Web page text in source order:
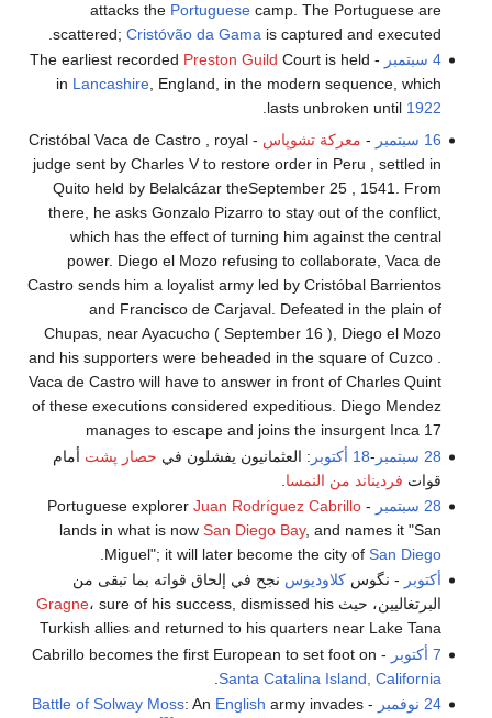
attacks the Portuguesecamp. The Portuguese are
scattered; Cristóvão da Gama is captured and executed.
4 سبتمبر
- The earliest recorded
Preston Guild Court is held
in Lancashire, England, in the modern sequence, which
lasts unbroken until 1922
16 سبتمبر
- معركة تشوپاس
- Cristóbal Vaca de Castro , royal
judge sent by Charles V to restore order in Peru , settled in
Quito held by Belalcázar theSeptember 25 , 1541. From
there, he asks Gonzalo Pizarro to stay out of the conflict,
which has the effect of turning him against the central
power. Diego el Mozo refusing to collaborate, Vaca de
Castro sends him a loyalist army led by Cristóbal Barrientos
and Francisco de Carjaval. Defeated in the plain of
Chupas, near Ayacucho ( September 16 ), Diego el Mozo
and his supporters were beheaded in the square of Cuzco .
Vaca de Castro will have to answer in front of Charles Quint
of these executions considered expeditious. Diego Mendez
manages to escape and joins the insurgent Inca 17
28 سبتمبر
-18 أكتوبر : العثمانيون يفشلون في حصار پشت أمام
قوات فرديناند من النمسا
28 سبتمبر
- Portuguese explorer
Juan Rodríguez Cabrillo
lands in what is now San Diego Bay, and names it "San
Miguel"; it will later become the city of San Diego
أكتوبر - نگوسكلاوديوس نجح في إلحاق قواته بما تبقى من
البرتغاليين، حيث
Gragne، sure of his success, dismissed his
Turkish allies and returned to his quarters near Lake Tana
7 أكتوبر
- Cabrillo becomes the first European to set foot on
Santa Catalina Island, California
24 نوفمبر
-
Battle of Solway Moss: An English army invades